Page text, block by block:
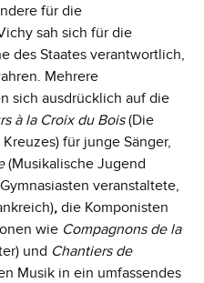
für die
sah sich für die
des Staates verantwortlich,
Mehrere
sich ausdrücklich auf die
à la Croix du Bois(Die
für junge Sänger,
(Musikalische Jugend
veranstaltete,
, die Komponisten
wie Compagnons de la
und Chantiers de
Musik in ein umfassendes